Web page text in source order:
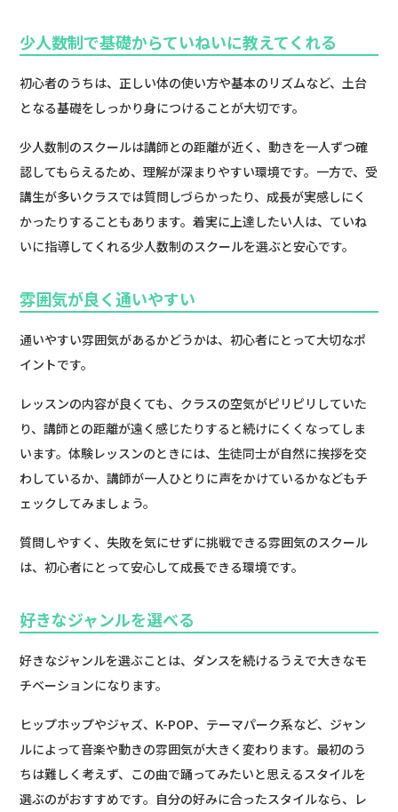
少人数制で基礎からていねいに教えてくれる
初心者のうちは、正しい体の使い方や基本のリズムなど、土台
となる基礎をしっかり身につけることが大切です。
少人数制のスクールは講師との距離が近く、動きを一人ずつ確
認してもらえるため、理解が深まりやすい環境です。一方で、受
講生が多いクラスでは質問しづらかったり、成長が実感しにく
かったりすることもあります。着実に上達したい人は、ていね
いに指導してくれる少人数制のスクールを選ぶと安心です。
雰囲気が良く通いやすい
通いやすい雰囲気があるかどうかは、初心者にとって大切なポ
イントです。
レッスンの内容が良くても、クラスの空気がピリピリしていた
り、講師との距離が遠く感じたりすると続けにくくなってしま
います。体験レッスンのときには、生徒同士が自然に挨拶を交
わしているか、講師が一人ひとりに声をかけているかなどもチ
ェックしてみましょう。
質問しやすく、失敗を気にせずに挑戦できる雰囲気のスクール
は、初心者にとって安心して成長できる環境です。
好きなジャンルを選べる
好きなジャンルを選ぶことは、ダンスを続けるうえで大きなモ
チベーションになります。
ヒップホップやジャズ、K-POP、テーマパーク系など、ジャン
ルによって音楽や動きの雰囲気が大きく変わります。最初のう
ちは難しく考えず、この曲で踊ってみたいと思えるスタイルを
選ぶのがおすすめです。自分の好みに合ったスタイルなら、レ